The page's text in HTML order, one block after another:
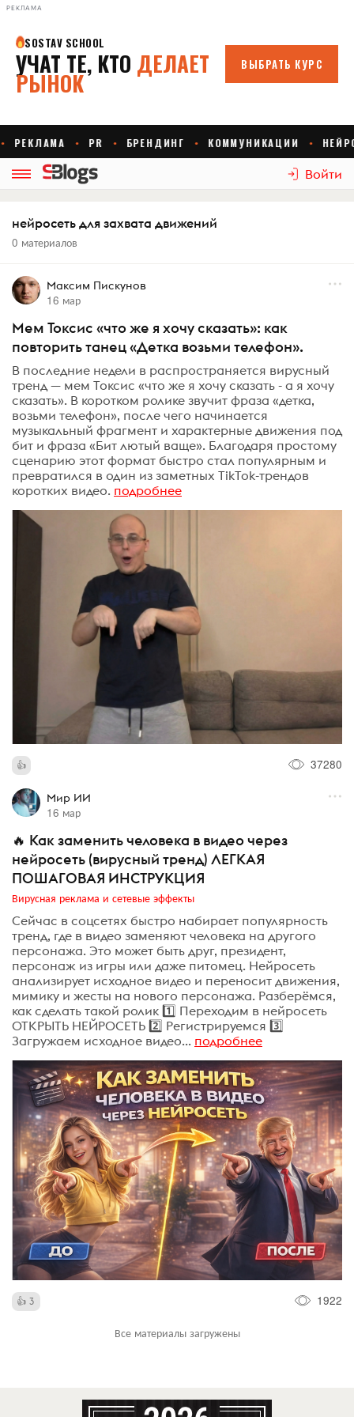
РЕКЛАМА
Войти
нейросеть для захвата движений
0 материалов
Максим Пискунов
16 мар
Мем Токсис «что же я хочу сказать»: как
повторить танец «Детка возьми телефон».
В последние недели в распространяется вирусный
тренд — мем Токсис «что же я хочу сказать - а я хочу
сказать». В коротком ролике звучит фраза «детка,
возьми телефон», после чего начинается
музыкальный фрагмент и характерные движения под
бит и фраза «Бит лютый ваще». Благодаря простому
сценарию этот формат быстро стал популярным и
превратился в один из заметных TikTok-трендов
коротких видео. подробнее
37280
Мир ИИ
16 мар
🔥 Как заменить человека в видео через
нейросеть (вирусный тренд) ЛЕГКАЯ
ПОШАГОВАЯ ИНСТРУКЦИЯ
Вирусная реклама и сетевые эффекты
Сейчас в соцсетях быстро набирает популярность
тренд, где в видео заменяют человека на другого
персонажа. Это может быть друг, президент,
персонаж из игры или даже питомец. Нейросеть
анализирует исходное видео и переносит движения,
мимику и жесты на нового персонажа. Разберёмся,
как сделать такой ролик 1️⃣ Переходим в нейросеть
ОТКРЫТЬ НЕЙРОСЕТЬ 2️⃣ Регистрируемся 3️⃣
Загружаем исходное видео... подробнее
3 1922
Все материалы загружены